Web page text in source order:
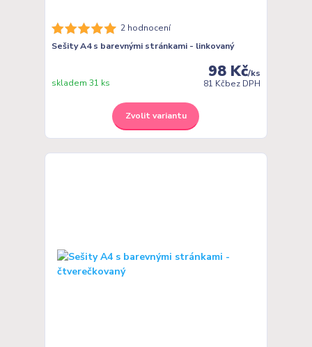
2 hodnocení
Sešity A4 s barevnými stránkami - linkovaný
98 Kč/ks
81 Kčbez DPH
skladem 31 ks
Zvolit variantu